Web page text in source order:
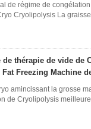
de régime de
Cryolipolysis La
thérapie de vide de
Freezing Machine
amincissant la grosse
de Cryolipolysis